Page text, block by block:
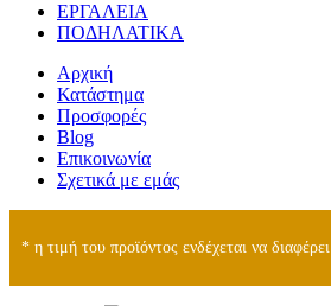
ΕΡΓΑΛΕΙΑ
ΠΟΔΗΛΑΤΙΚΑ
Αρχική
Κατάστημα
Προσφορές
Blog
Επικοινωνία
Σχετικά με εμάς
* η τιμή του προϊόντος ενδέχεται να διαφέρει